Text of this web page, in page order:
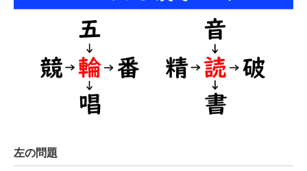
好きが集まる 比べて選べる
ビジネスと働き方のヒント
AI活用のいまが分かる
左の問題